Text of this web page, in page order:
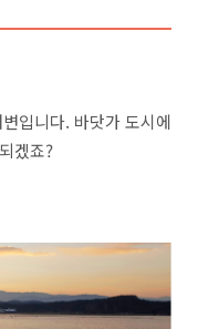
입니다. 바닷가 도시에
겠죠?